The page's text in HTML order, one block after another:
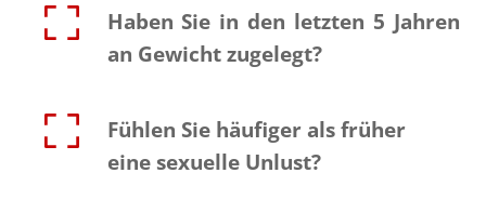
Haben Sie in den letzten 5 Jahren
an Gewicht zugelegt?
Fühlen Sie häufiger als früher
eine sexuelle Unlust?